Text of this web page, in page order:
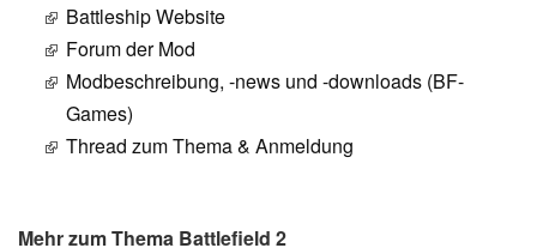
Battleship Website
Forum der Mod
Modbeschreibung, -news und -downloads (BF-
Games)
Thread zum Thema & Anmeldung
Mehr zum Thema Battlefield 2